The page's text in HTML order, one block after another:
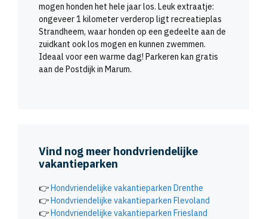
mogen honden het hele jaar los. Leuk extraatje:
ongeveer 1 kilometer verderop ligt recreatieplas
Strandheem, waar honden op een gedeelte aan de
zuidkant ook los mogen en kunnen zwemmen.
Ideaal voor een warme dag! Parkeren kan gratis
aan de Postdijk in Marum.
Vind nog meer hondvriendelijke
vakantieparken
👉Hondvriendelijke vakantieparken Drenthe
👉Hondvriendelijke vakantieparken Flevoland
👉Hondvriendelijke vakantieparken Friesland